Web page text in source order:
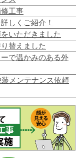
工事
しくご紹介！
いただきました
替えました
で温かみのある外
メンテナンス依頼